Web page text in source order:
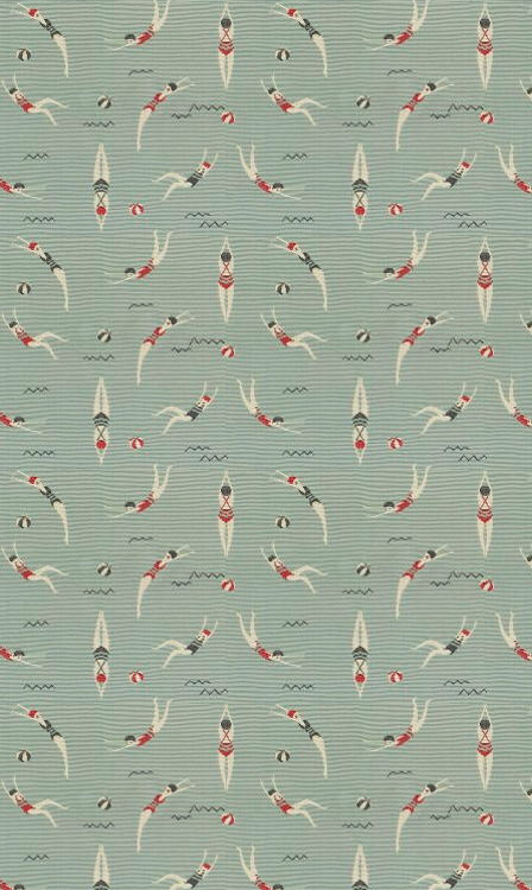
Test
Trends
Trends 2025: Ein Blick
ins neue Heft!
Da ist sie – unsere neue Ausgabe mit den Trends